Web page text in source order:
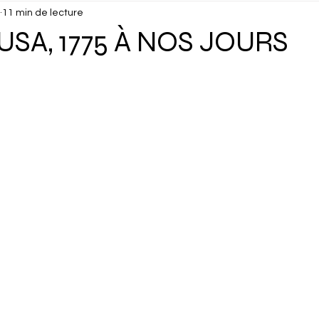
Confidentiel
1775 À NOS JOURS
11 min de lecture